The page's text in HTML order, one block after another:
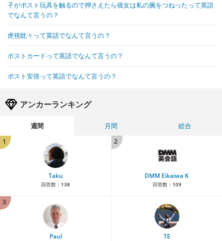
子がポスト玩具を触るので押さえたら彼女は私の腕をつねったって英語
でなんて言うの？
虎視眈々って英語でなんて言うの？
ポストカードって英語でなんて言うの？
ポスト安倍って英語でなんて言うの？
アンカーランキング
週間 月間
総合
1
Taku
回答数： 138
2
DMM Eikaiwa K
回答数： 109
3
Paul TE